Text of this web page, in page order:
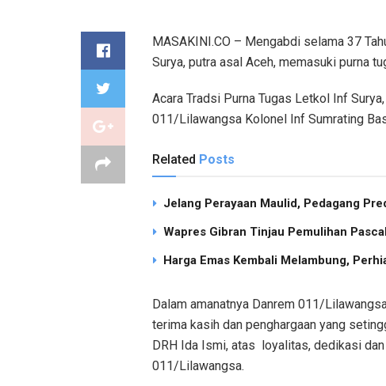
MASAKINI.CO – Mengabdi selama 37
Surya, putra asal Aceh, memasuki purna
Acara Tradsi Purna Tugas Letkol Inf
011/Lilawangsa Kolonel Inf Sumrating
Related Posts
Jelang Perayaan Maulid, Pedagang
Wapres Gibran Tinjau Pemulihan
Harga Emas Kembali Melambung,
Dalam amanatnya Danrem 011/
terima kasih dan penghargaan yang
DRH Ida Ismi, atas loyalitas, dedikasi
011/Lilawangsa.